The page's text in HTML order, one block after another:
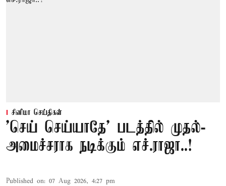
சினிமா செய்திகள்
'செய் செய்யாதே' படத்தில் முதல்-
அமைச்சராக நடிக்கும் எச்.ராஜா..!
Published on: 07 Aug 2026, 4:27 pm